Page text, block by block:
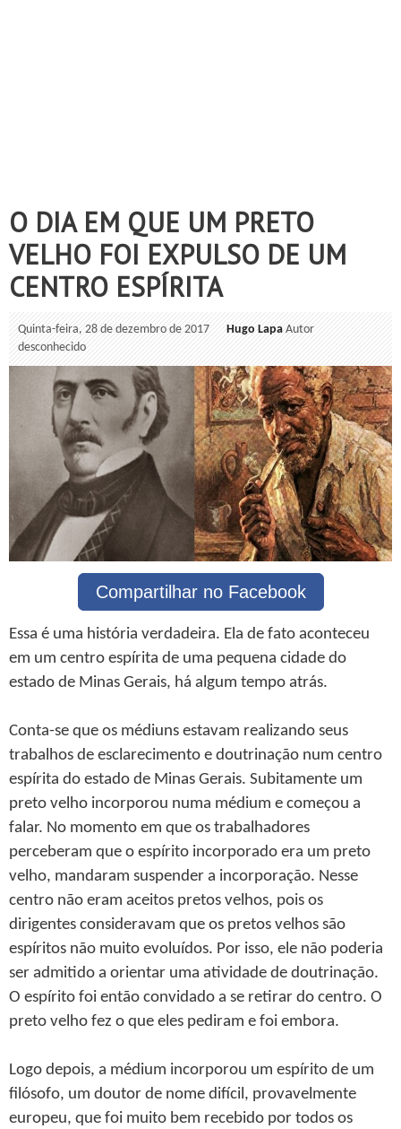
O DIA EM QUE UM PRETO
VELHO FOI EXPULSO DE UM
CENTRO ESPÍRITA
Quinta-feira, 28 de dezembro de 2017 Hugo Lapa Autor
desconhecido
Compartilhar no Facebook
Essa é uma história verdadeira. Ela de fato aconteceu
em um centro espírita de uma pequena cidade do
estado de Minas Gerais, há algum tempo atrás.
Conta-se que os médiuns estavam realizando seus
trabalhos de esclarecimento e doutrinação num centro
espírita do estado de Minas Gerais. Subitamente um
preto velho incorporou numa médium e começou a
falar. No momento em que os trabalhadores
perceberam que o espírito incorporado era um preto
velho, mandaram suspender a incorporação. Nesse
centro não eram aceitos pretos velhos, pois os
dirigentes consideravam que os pretos velhos são
espíritos não muito evoluídos. Por isso, ele não poderia
ser admitido a orientar uma atividade de doutrinação.
O espírito foi então convidado a se retirar do centro. O
preto velho fez o que eles pediram e foi embora.
Logo depois, a médium incorporou um espírito de um
filósofo, um doutor de nome difícil, provavelmente
europeu, que foi muito bem recebido por todos os